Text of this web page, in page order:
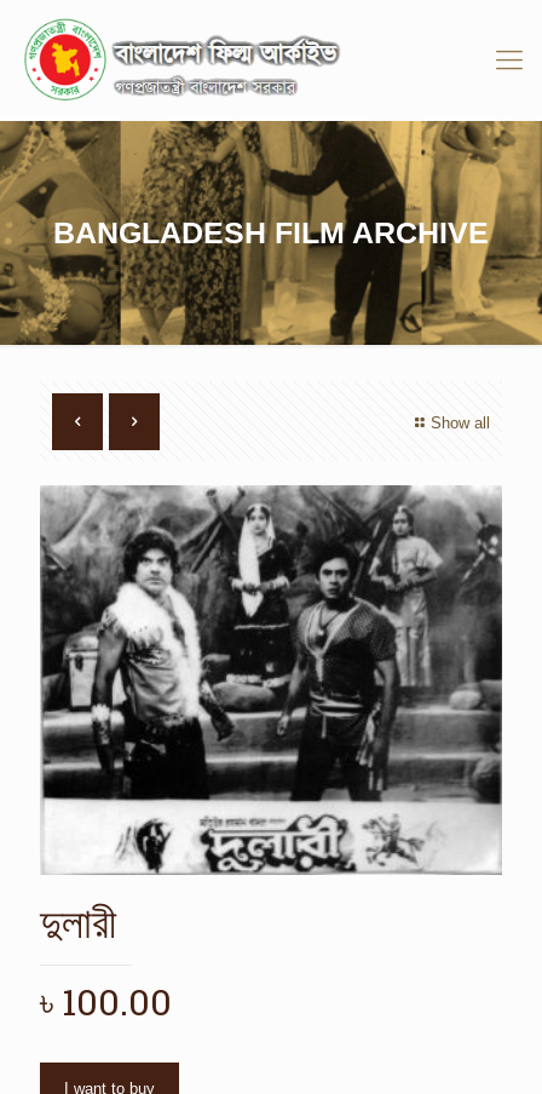
BANGLADESH FILM ARCHIVE
Show all
দুলারী
৳ 100.00
I want to buy